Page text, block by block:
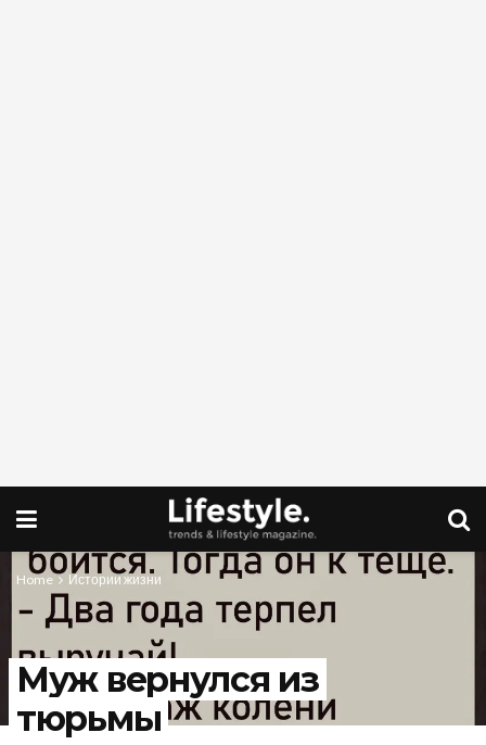
Home Истории жизни
Муж вернулся из
тюрьмы